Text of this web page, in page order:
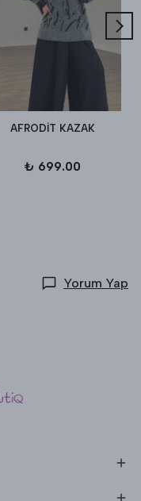
AFRODİT KAZAK
₺ 699.00
Yorum Yap